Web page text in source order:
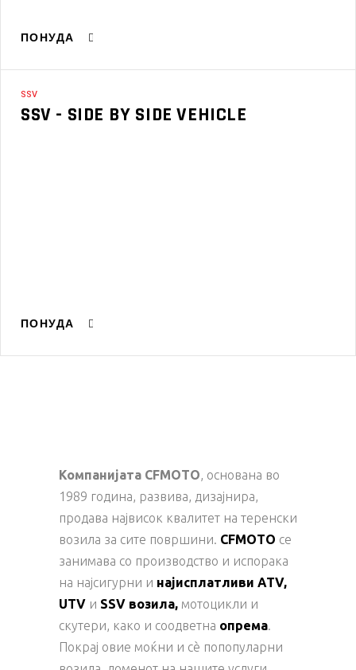
ПОНУДА
SSV
SSV - SIDE BY SIDE VEHICLE
ПОНУДА
Компанијата CFMOTO, основана во
1989 година, развива, дизајнира,
продава највисок квалитет на теренски
возила за сите површини. CFMOTO се
занимава со производство и испорака
на најсигурни и најисплатливи ATV,
UTV и SSV возила, мотоцикли и
скутери, како и соодветна опрема.
Покрај овие моќни и сè попопуларни